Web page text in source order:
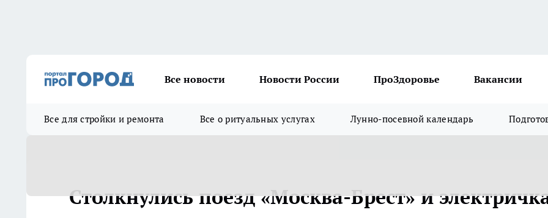
Все новости Новости России ПроЗдоровье Вакансии
Все для стройки и ремонта Все о ритуальных услугах Лунно-посевной календарь
Столкнулись поезд «Москва-Брест» и